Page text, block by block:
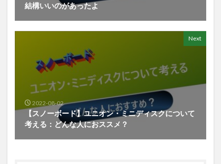
結構いいのがあったよ
Next
2022-08-02
【スノーボード】ユニオン・ミニディスクについて
考える：どんな人におススメ？